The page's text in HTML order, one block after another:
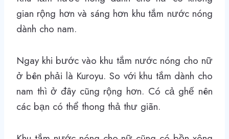
gian rộng hơn và sáng hơn khu tắm nước nóng
dành cho nam.
Ngay khi bước vào khu tắm nước nóng cho nữ
ở bên phải là Kuroyu. So với khu tắm dành cho
nam thì ở đây cũng rộng hơn. Có cả ghế nên
các bạn có thể thong thả thư giãn.